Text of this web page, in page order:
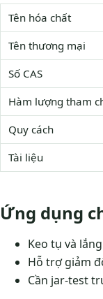
Tên hóa chất
Tên thương mại
Số CAS
Hàm lượng tham
Quy cách
Tài liệu
Ứng dụng
Keo tụ và
Hỗ trợ giảm
Cần jar-test